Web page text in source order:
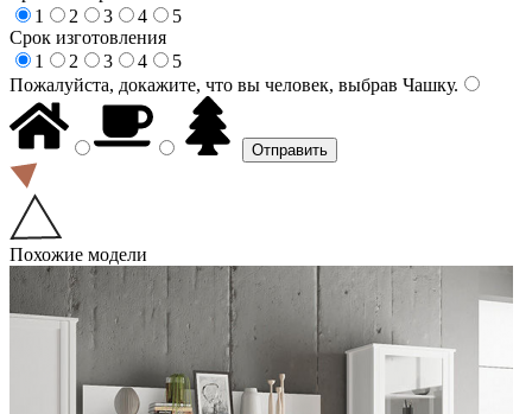
1
2 3 4
5
Срок изготовления
1
2 3 4
5
Пожалуйста, докажите, что вы человек, выбрав Чашку.
Похожие модели